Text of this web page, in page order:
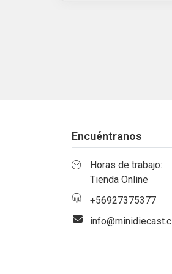
Encuéntranos
Horas de trabajo:
Tienda Online
+56927375377
info@minidiecast.cl